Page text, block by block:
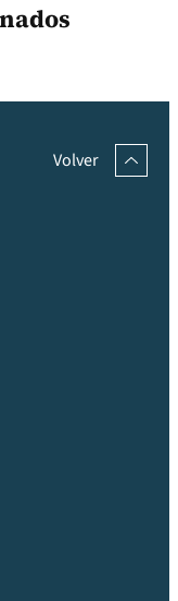
Volver